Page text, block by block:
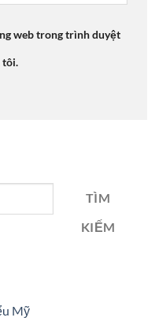
web trong trình duyệt
tôi.
TÌM
KIẾM
Mỹ